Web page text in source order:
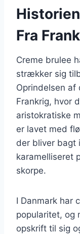
Fra
Creme brulee
strækker sig
Oprindelsen
Frankrig, hvor
aristokratiske
er lavet med
der bliver bagt
karamelliseret
skorpe.
I Danmark har
popularitet, og
opskrift til sig